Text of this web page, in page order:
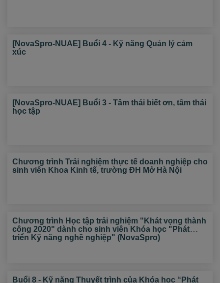
[NovaSpro-NUAE] Buổi 4 - Kỹ năng Quản lý cảm
xúc
[NovaSpro-NUAE] Buổi 3 - Tâm thái biết ơn, tâm thái
học tập
Chương trình Trải nghiệm thực tế doanh nghiệp cho
sinh viên Khoa Kinh tế, trường ĐH Mở Hà Nội
Chương trình Học tập trải nghiệm "Khát vọng thành
công 2020" dành cho sinh viên Khóa học "Phát
triển Kỹ năng nghề nghiệp" (NovaSpro)
Buổi 8 - Kỹ năng Thuyết trình của Khóa học “Phát